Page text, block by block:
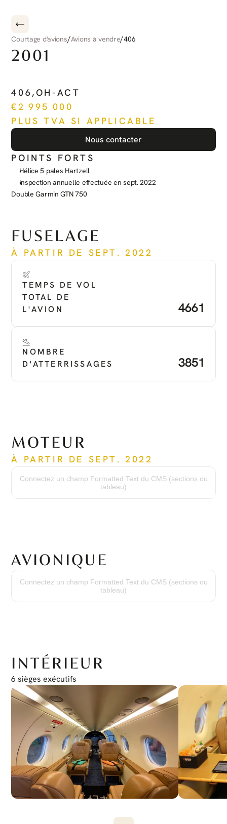
Courtage d'avions/Avions à vendre/406
2001
406,OH-ACT
€2 995 000
PLUS TVA SI APPLICABLE
Nous contacter
POINTS FORTS
Hélice 5 pales Hartzell
Inspection annuelle effectuée en sept. 2022
Double Garmin GTN 750
FUSELAGE
À PARTIR DE SEPT. 2022
TEMPS DE VOL
TOTAL DE
L'AVION
4661
NOMBRE
D'ATTERRISSAGES
3851
MOTEUR
À PARTIR DE SEPT. 2022
PT6A-67B
Heures depuis neuf :
Connectez un champ Formatted Text du CMS (sections ou
tableau)
AVIONIQUE
(2) Garmin GTN750 Nav/Comm/GPS
(2) Transpondeur Garmin GTX330D/ES avec ADS-B Out
Connectez un champ Formatted Text du CMS (sections ou
tableau)
INTÉRIEUR
6 sièges exécutifs